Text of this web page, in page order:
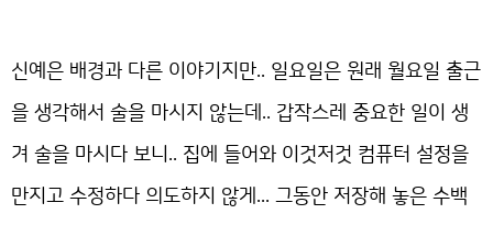
신예은 배경과 다른 이야기지만.. 일요일은 원래 월요일 출근
을 생각해서 술을 마시지 않는데.. 갑작스레 중요한 일이 생
겨 술을 마시다 보니.. 집에 들어와 이것저것 컴퓨터 설정을
만지고 수정하다 의도하지 않게... 그동안 저장해 놓은 수백